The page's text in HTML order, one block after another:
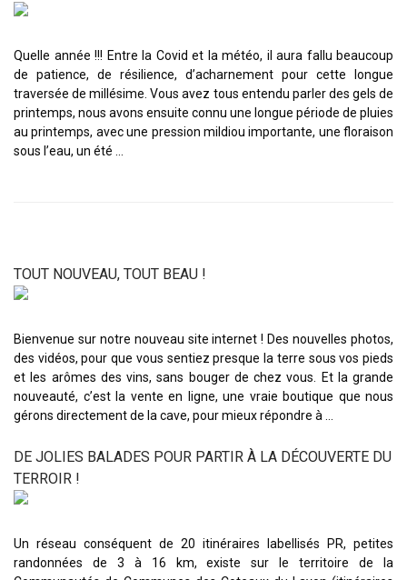
Quelle année !!! Entre la Covid et la météo, il aura fallu beaucoup
de patience, de résilience, d’acharnement pour cette longue
traversée de millésime. Vous avez tous entendu parler des gels de
printemps, nous avons ensuite connu une longue période de pluies
au printemps, avec une pression mildiou importante, une floraison
sous l’eau, un été …
TOUT NOUVEAU, TOUT BEAU !
Bienvenue sur notre nouveau site internet ! Des nouvelles photos,
des vidéos, pour que vous sentiez presque la terre sous vos pieds
et les arômes des vins, sans bouger de chez vous. Et la grande
nouveauté, c’est la vente en ligne, une vraie boutique que nous
gérons directement de la cave, pour mieux répondre à …
DE JOLIES BALADES POUR PARTIR À LA DÉCOUVERTE DU
TERROIR !
Un réseau conséquent de 20 itinéraires labellisés PR, petites
randonnées de 3 à 16 km, existe sur le territoire de la